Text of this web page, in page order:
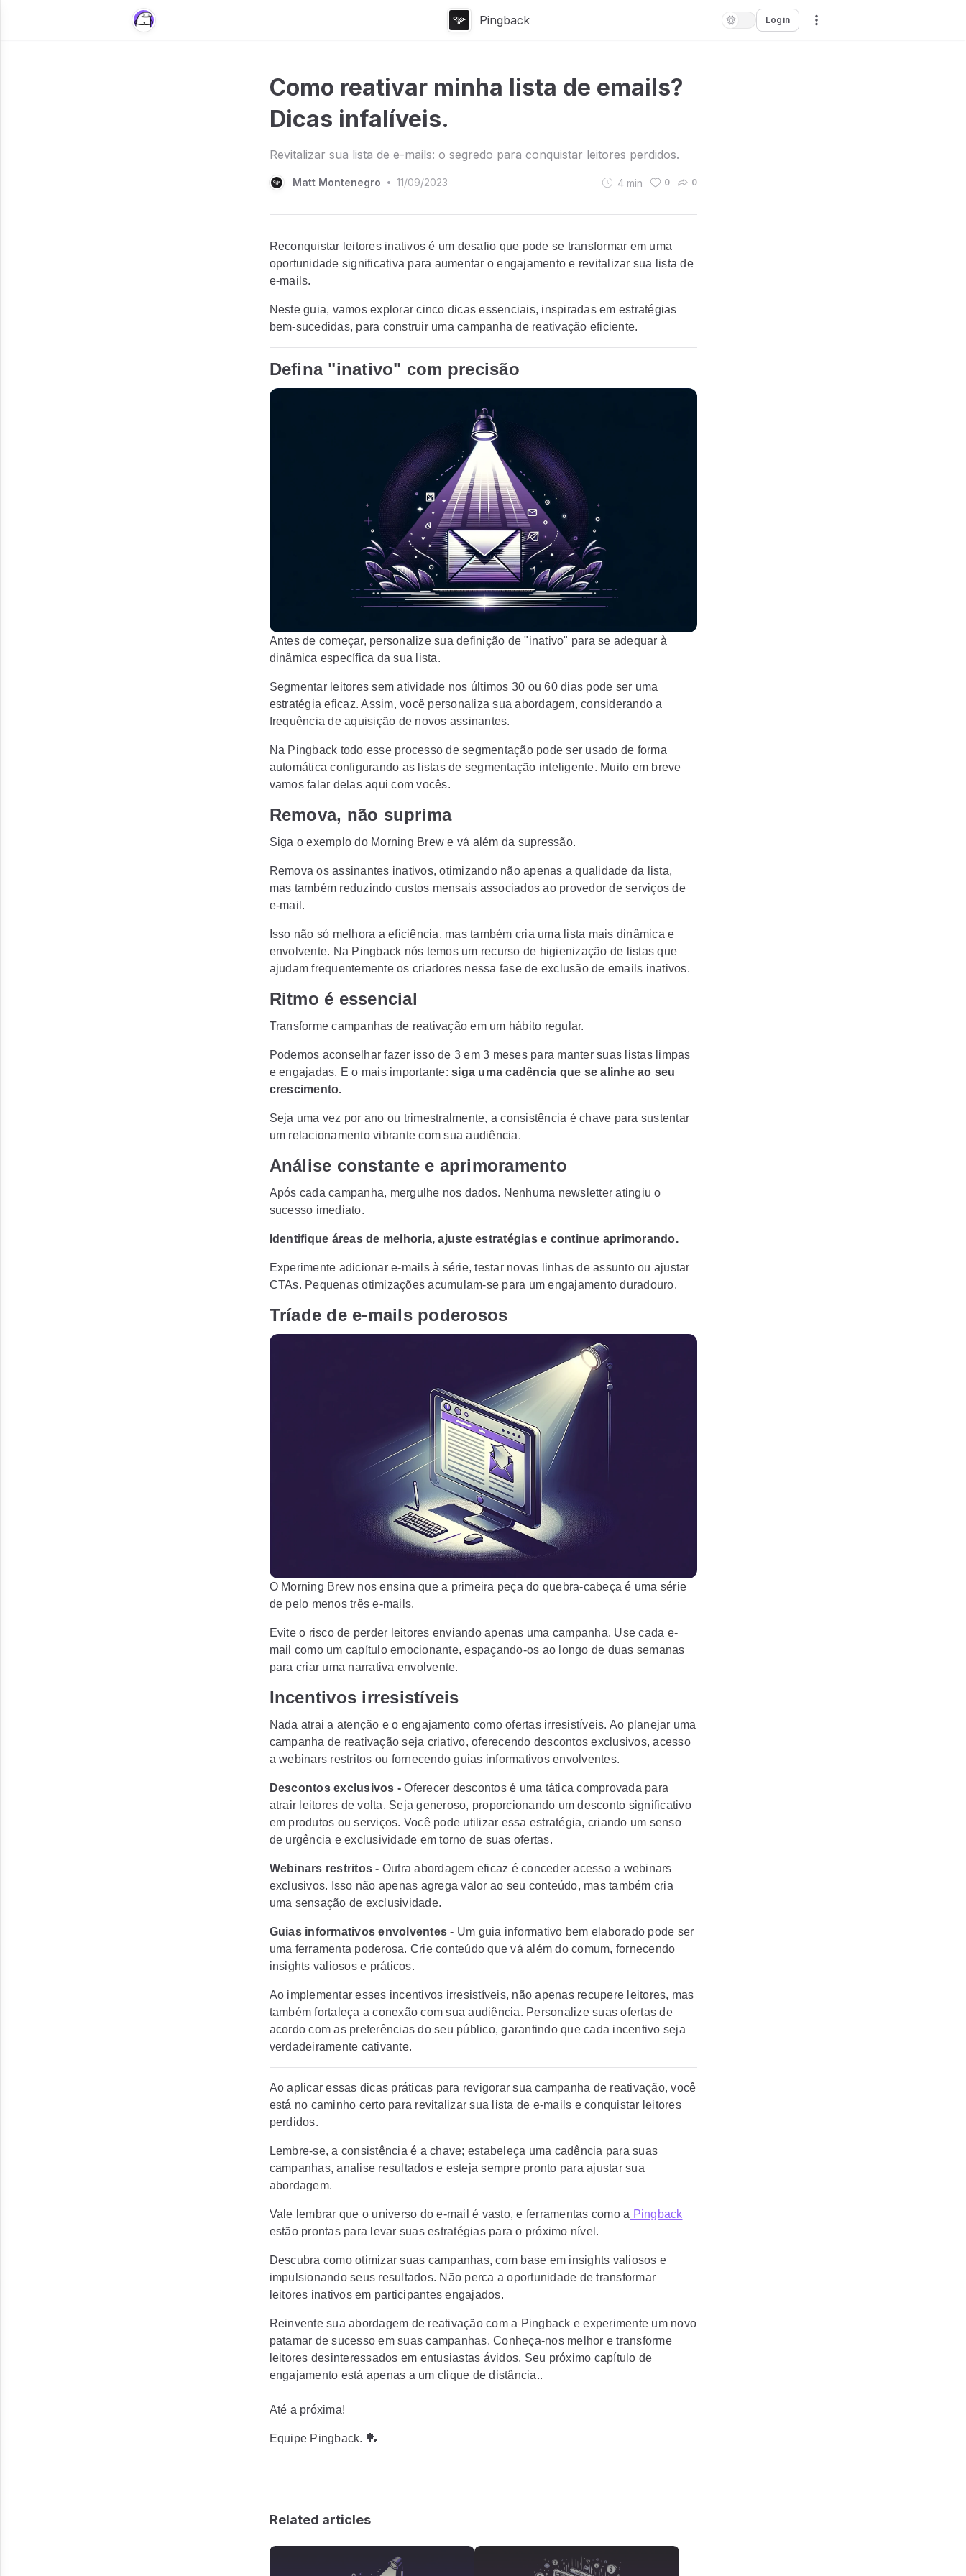
Pingback Login
Como reativar minha lista de emails?
Dicas infalíveis.
Revitalizar sua lista de e-mails: o segredo para conquistar leitores perdidos.
Matt Montenegro • 11/09/2023 4min 0 0
Reconquistar leitores inativos é um desafio que pode se transformar em uma
oportunidade significativa para aumentar o engajamento e revitalizar sua lista de
e-mails.
Neste guia, vamos explorar cinco dicas essenciais, inspiradas em estratégias
bem-sucedidas, para construir uma campanha de reativação eficiente.
Defina "inativo" com precisão
Antes de começar, personalize sua definição de "inativo" para se adequar à
dinâmica específica da sua lista.
Segmentar leitores sem atividade nos últimos 30 ou 60 dias pode ser uma
estratégia eficaz. Assim, você personaliza sua abordagem, considerando a
frequência de aquisição de novos assinantes.
Na Pingback todo esse processo de segmentação pode ser usado de forma
automática configurando as listas de segmentação inteligente. Muito em breve
vamos falar delas aqui com vocês.
Remova, não suprima
Siga o exemplo do Morning Brew e vá além da supressão.
Remova os assinantes inativos, otimizando não apenas a qualidade da lista,
mas também reduzindo custos mensais associados ao provedor de serviços de
e-mail.
Isso não só melhora a eficiência, mas também cria uma lista mais dinâmica e
envolvente. Na Pingback nós temos um recurso de higienização de listas que
ajudam frequentemente os criadores nessa fase de exclusão de emails inativos.
Ritmo é essencial
Transforme campanhas de reativação em um hábito regular.
Podemos aconselhar fazer isso de 3 em 3 meses para manter suas listas limpas
e engajadas. E o mais importante: siga uma cadência que se alinhe ao seu
crescimento.
Seja uma vez por ano ou trimestralmente, a consistência é chave para sustentar
um relacionamento vibrante com sua audiência.
Análise constante e aprimoramento
Após cada campanha, mergulhe nos dados. Nenhuma newsletter atingiu o
sucesso imediato.
Identifique áreas de melhoria, ajuste estratégias e continue aprimorando.
Experimente adicionar e-mails à série, testar novas linhas de assunto ou ajustar
CTAs. Pequenas otimizações acumulam-se para um engajamento duradouro.
Tríade de e-mails poderosos
O Morning Brew nos ensina que a primeira peça do quebra-cabeça é uma série
de pelo menos três e-mails.
Evite o risco de perder leitores enviando apenas uma campanha. Use cada e-
mail como um capítulo emocionante, espaçando-os ao longo de duas semanas
para criar uma narrativa envolvente.
Incentivos irresistíveis
Nada atrai a atenção e o engajamento como ofertas irresistíveis. Ao planejar uma
campanha de reativação seja criativo, oferecendo descontos exclusivos, acesso
a webinars restritos ou fornecendo guias informativos envolventes.
Descontos exclusivos -Oferecer descontos é uma tática comprovada para
atrair leitores de volta. Seja generoso, proporcionando um desconto significativo
em produtos ou serviços. Você pode utilizar essa estratégia, criando um senso
de urgência e exclusividade em torno de suas ofertas.
Webinars restritos - Outra abordagem eficaz é conceder acesso a webinars
exclusivos. Isso não apenas agrega valor ao seu conteúdo, mas também cria
uma sensação de exclusividade.
Guias informativos envolve​ntes - Um guia informativo bem elaborado pode ser
uma ferramenta poderosa. Crie conteúdo que vá além do comum, fornecendo
insights valiosos e práticos.
Ao implementar esses incentivos irresistíveis, não apenas recupere leitores, mas
também fortaleça a conexão com sua audiência. Personalize suas ofertas de
acordo com as preferências do seu público, garantindo que cada incentivo seja
verdadeiramente cativante.
Ao aplicar essas dicas práticas para revigorar sua campanha de reativação, você
está no caminho certo para revitalizar sua lista de e-mails e conquistar leitores
perdidos.
Lembre-se, a consistência é a chave; estabeleça uma cadência para suas
campanhas, analise resultados e esteja sempre pronto para ajustar sua
abordagem.
Vale lembrar que o universo do e-mail é vasto, e ferramentas como a Pingback
estão prontas para levar suas estratégias para o próximo nível.
Descubra como otimizar suas campanhas, com base em insights valiosos e
impulsionando seus resultados. Não perca a oportunidade de transformar
leitores inativos em participantes engajados.
Reinvente sua abordagem de reativação com a Pingback e experimente um novo
patamar de sucesso em suas campanhas. Conheça-nos melhor e transforme
leitores desinteressados em entusiastas ávidos. Seu próximo capítulo de
engajamento está apenas a um clique de distância..
Até a próxima!
Equipe Pingback. 🏓
Related articles